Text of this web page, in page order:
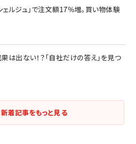
ェルジュ」で注文額17％増。買い物体験
は出ない！？「自社だけの答え」を見つ
新着記事をもっと見る